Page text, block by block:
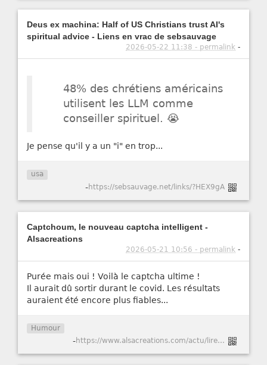
Deus ex machina: Half of US Christians trust AI's
spiritual advice - Liens en vrac de sebsauvage
2026-05-22 11:38 - permalink -
48% des chrétiens américains
utilisent les LLM comme
conseiller spirituel. 😭
Je pense qu'il y a un "i" en trop...
usa
-https://sebsauvage.net/links/?HEX9gA
Captchoum, le nouveau captcha intelligent -
Alsacreations
2026-05-21 10:56 - permalink -
Purée mais oui ! Voilà le captcha ultime !
Il aurait dû sortir durant le covid. Les résultats
auraient été encore plus fiables...
Humour
- https://www.alsacreations.com/actu/lire/1984-Captchoum-le-nouveau-captcha-intelligent.html